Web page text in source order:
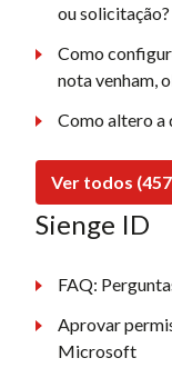
ou solicitação?
Como
nota venham,
Como altero a
Ver todos
Sienge ID
FAQ:
Aprovar
Microsoft